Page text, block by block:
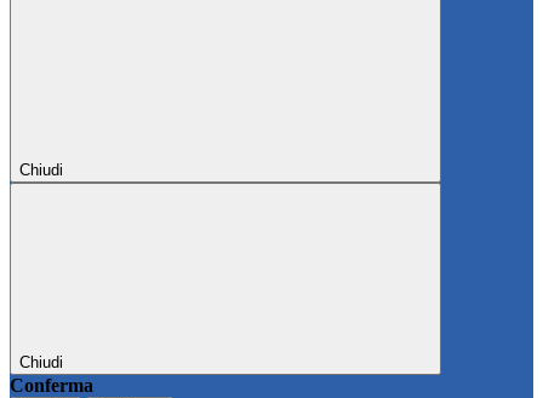
Chiudi
Chiudi
Conferma